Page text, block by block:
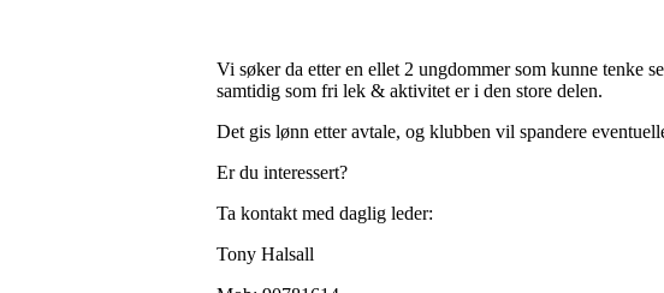
Vi søker da etter en ellet 2 ungdommer som kunne tenke
samtidig som fri lek & aktivitet er i den store delen.
Det gis lønn etter avtale, og klubben vil spandere
Er du interessert?
Ta kontakt med daglig leder:
Tony Halsall